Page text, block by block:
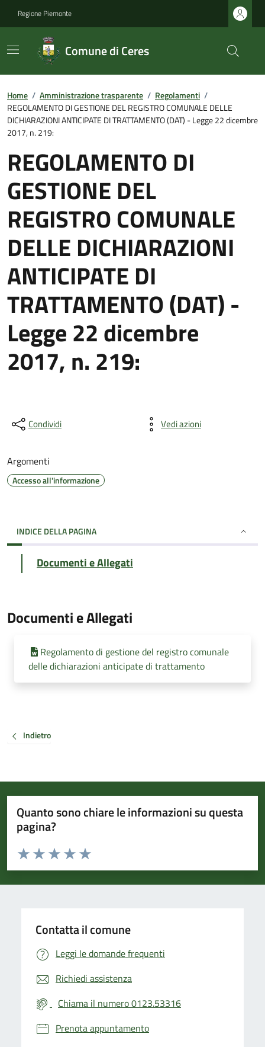
Regione Piemonte
Comune di Ceres
Home / Amministrazione trasparente / Regolamenti /
REGOLAMENTO DI GESTIONE DEL REGISTRO COMUNALE DELLE
DICHIARAZIONI ANTICIPATE DI TRATTAMENTO (DAT) - Legge 22 dicembre
2017, n. 219:
REGOLAMENTO DI
GESTIONE DEL
REGISTRO COMUNALE
DELLE DICHIARAZIONI
ANTICIPATE DI
TRATTAMENTO (DAT) -
Legge 22 dicembre
2017, n. 219:
Condividi Vedi azioni
Argomenti
Accesso all'informazione
INDICE DELLA PAGINA
Documenti e Allegati
Documenti e Allegati
Regolamento di gestione del registro comunale
delle dichiarazioni anticipate di trattamento
Indietro
Quanto sono chiare le informazioni su questa
pagina?
Valuta da 1 a 5 stelle la pagina
Valuta 5 stelle su 5
Valuta 4 stelle su 5
Valuta 3 stelle su 5
Valuta 2 stelle su 5
Valuta 1 stelle su 5
Contatta il comune
Leggi le domande frequenti
Richiedi assistenza
Chiama il numero 0123.53316
Prenota appuntamento